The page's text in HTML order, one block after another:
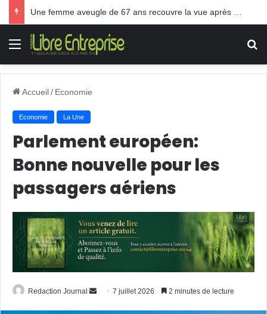
Menu
Accueil/ Economie
Economie La Une
Parlement européen:
Bonne nouvelle pour les
passagers aériens
Redaction Journal
Envoyer7 juillet 2026 2 minutes de lecture